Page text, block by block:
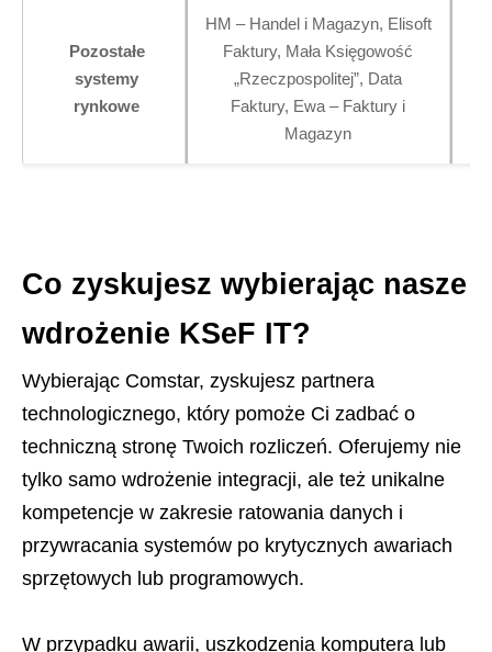
Pozostałe
systemy
rynkowe
HM – Handel i Magazyn, Elisoft
Faktury, Mała Księgowość
„Rzeczpospolitej”, Data
Faktury, Ewa – Faktury i
Magazyn
Co zyskujesz wybierając nasze
wdrożenie KSeF IT?
Wybierając Comstar, zyskujesz partnera
technologicznego, który pomoże Ci zadbać o
techniczną stronę Twoich rozliczeń. Oferujemy nie
tylko samo wdrożenie integracji, ale też unikalne
kompetencje w zakresie ratowania danych i
przywracania systemów po krytycznych awariach
sprzętowych lub programowych.
W przypadku awarii, uszkodzenia komputera lub